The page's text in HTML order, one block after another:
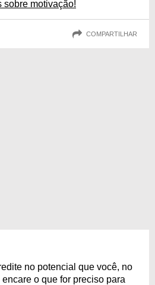
sobre motivação!
COMPARTILHAR
no potencial que você, no
o que for preciso para